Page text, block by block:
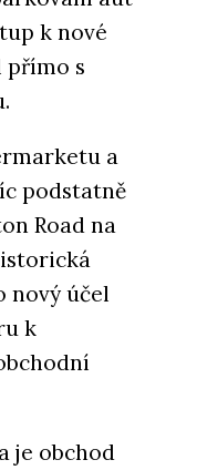
k nové
přímo s
a
podstatně
Road na
nový účel
k
je obchod